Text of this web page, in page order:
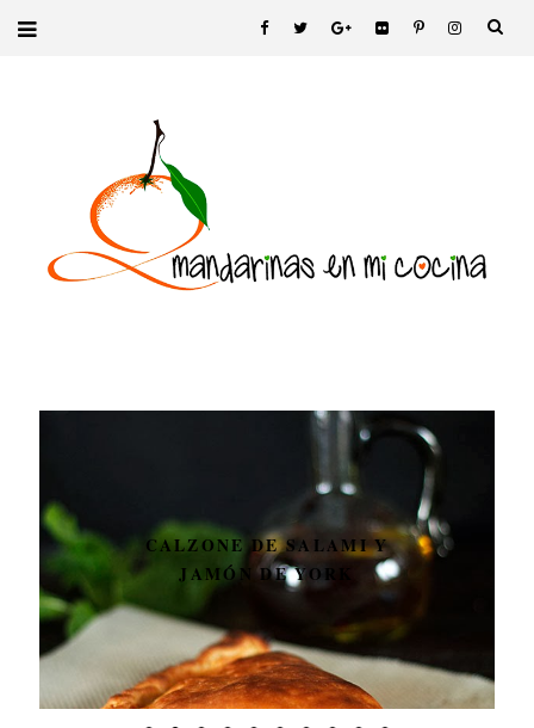
CALZONE DE SALAMI Y
JAMÓN DE YORK